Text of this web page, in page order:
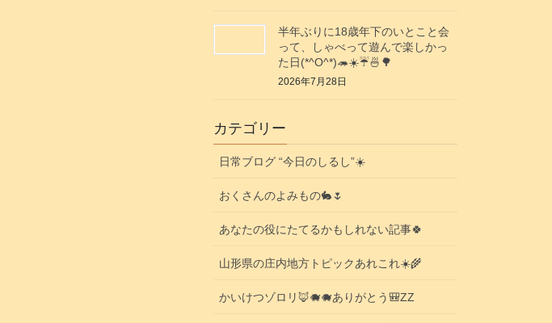
半年ぶりに18歳年下のいとこと会
って、しゃべって遊んで楽しかっ
た日(*^O^*)🦔☀️☔🍜🌳
2026年7月28日
カテゴリー
日常ブログ “今日のしるし”☀️
おくさんのよみもの🐇🌷
あなたの役にたてるかもしれない記事🍀
山形県の庄内地方トピックあれこれ☀️🌾
かいけつゾロリ🦊🐗🐗ありがとう🎒ZZ